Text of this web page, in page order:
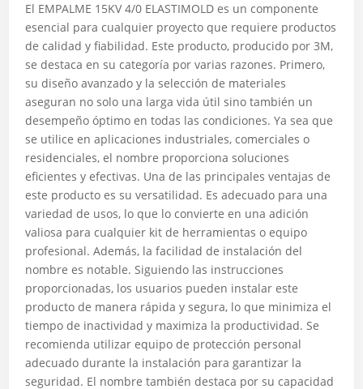
El EMPALME 15KV 4/0 ELASTIMOLD es un componente
esencial para cualquier proyecto que requiere productos
de calidad y fiabilidad. Este producto, producido por 3M,
se destaca en su categoría por varias razones. Primero,
su diseño avanzado y la selección de materiales
aseguran no solo una larga vida útil sino también un
desempeño óptimo en todas las condiciones. Ya sea que
se utilice en aplicaciones industriales, comerciales o
residenciales, el nombre proporciona soluciones
eficientes y efectivas. Una de las principales ventajas de
este producto es su versatilidad. Es adecuado para una
variedad de usos, lo que lo convierte en una adición
valiosa para cualquier kit de herramientas o equipo
profesional. Además, la facilidad de instalación del
nombre es notable. Siguiendo las instrucciones
proporcionadas, los usuarios pueden instalar este
producto de manera rápida y segura, lo que minimiza el
tiempo de inactividad y maximiza la productividad. Se
recomienda utilizar equipo de protección personal
adecuado durante la instalación para garantizar la
seguridad. El nombre también destaca por su capacidad